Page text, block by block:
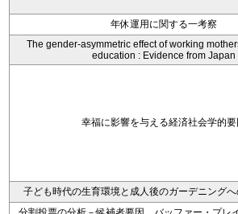
年休運用に関する一考察
The gender-asymmetric effect of working
education : Evidence from Japan
幸福に影響を与える経済社会学的要
子ども時代の生育環境と成人後のガーデニング